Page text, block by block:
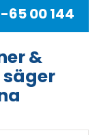
00 144
&